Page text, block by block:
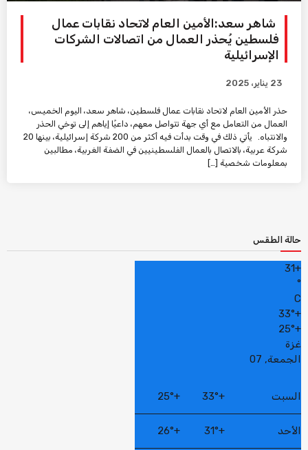
شاهر سعد:الأمين العام لاتحاد نقابات عمال
فلسطين يُحذر العمال من اتصالات الشركات
الإسرائيلية
23 يناير، 2025
حذر الأمين العام لاتحاد نقابات عمال فلسطين، شاهر سعد، اليوم الخميس،
العمال من التعامل مع أي جهة تتواصل معهم، داعيًا إياهم إلى توخي الحذر
والانتباه. يأتي ذلك في وقت بدأت فيه أكثر من 200 شركة إسرائيلية، بينها 20
شركة عربية، بالاتصال بالعمال الفلسطينيين في الضفة الغربية، مطالبين
بمعلومات شخصية […]
حالة الطقس
+
31
°
C
+
33°
+
25°
غزة
الجمعة, 07
السبت +
33°
+
25°
الأحد +
31°
+
26°